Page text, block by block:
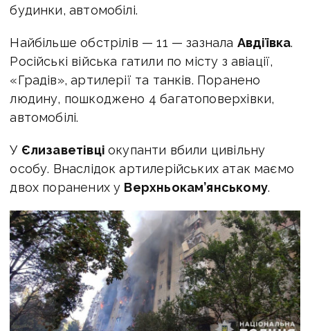
будинки, автомобілі.
Найбільше обстрілів — 11 — зазнала Авдіївка.
Російські війська гатили по місту з авіації,
«Градів», артилерії та танків. Поранено
людину, пошкоджено 4 багатоповерхівки,
автомобілі.
У Єлизаветівціокупанти вбили цивільну
особу. Внаслідок артилерійських атак маємо
двох поранених у Верхньокам’янському.